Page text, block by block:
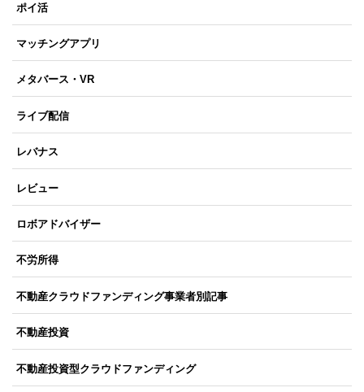
ポイ活
マッチングアプリ
メタバース・VR
ライブ配信
レバナス
レビュー
ロボアドバイザー
不労所得
不動産クラウドファンディング事業者別記事
不動産投資
不動産投資型クラウドファンディング